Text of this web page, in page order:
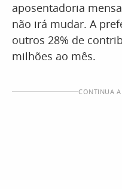
aposentadoria
não irá mudar. A
outros 28% de
milhões ao mês.
CONTINUA